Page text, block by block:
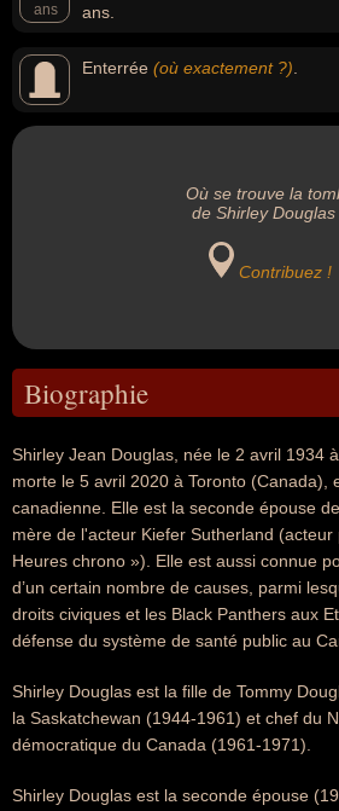
ans
ans.
Enterrée (où exactement ?)
Où se trouve la
de Shirley Douglas
Contribuez !
Biographie
Shirley Jean Douglas, née le 2 avril 1934
morte le 5 avril 2020 à Toronto (Canada),
canadienne. Elle est la seconde épouse de
mère de l'acteur Kiefer Sutherland
Heures chrono »). Elle est aussi connue
d’un certain nombre de causes, parmi
droits civiques et les Black Panthers aux
défense du système de santé public au
Shirley Douglas est la fille de Tommy
la Saskatchewan (1944-1961) et chef du
démocratique du Canada (1961-1971).
Shirley Douglas est la seconde épouse